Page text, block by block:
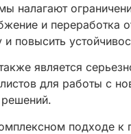
налагают
и переработка
повысить
является
для работы с
подходе к